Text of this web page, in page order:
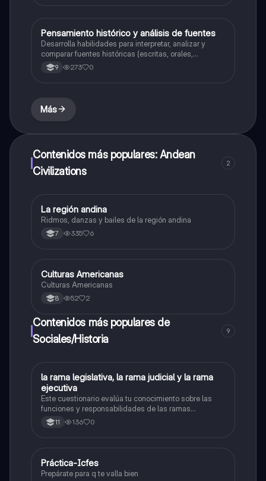
Sociales/Historia
Pensamiento histórico y análisis de fuentes
Desarrolla habilidades para interpretar, analizar y
comparar fuentes históricas (escritas, orales,
audiovisuales) con el fin de construir una visión crítica
y argumentada de los procesos del pasado.
9 273 0
Más
Contenidos más populares: Andean
Civilizations
2
Sociales/Historia
La región andina
Ridmos, danzas y bailes de la región andina
7 335 6
Sociales/Historia
Culturas Americanas
Culturas Americanas
8 52 2
Contenidos más populares de
Sociales/Historia
9
LSociales/Historia
la rama legislativa, la rama judicial y la rama
ejecutiva
Este cuestionario evalúa tu conocimiento sobre las
funciones y responsabilidades de las ramas
legislativa, judicial y ejecutiva.
11 136 0
Sociales/Historia
Práctica-Icfes
Prepárate para q te valla bien